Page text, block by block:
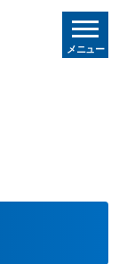
メニュー